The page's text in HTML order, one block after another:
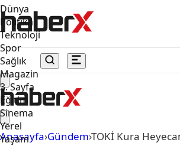
Dünya
Politika
Teknoloji
Spor
Sağlık
Magazin
3. Sayfa
Eğitim
Sinema
Yerel
Yaşam
Anasayfa›Gündem›TOKİ Kura